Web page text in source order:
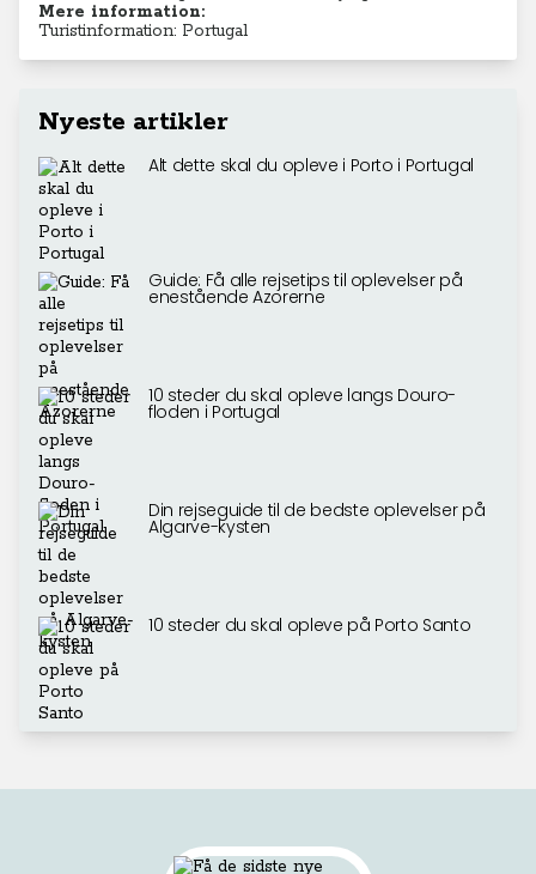
Mere information:
Turistinformation: Portugal
Nyeste artikler
Alt dette skal du opleve i Porto i Portugal
Guide: Få alle rejsetips til oplevelser på
enestående Azorerne
10 steder du skal opleve langs Douro-
floden i Portugal
Din rejseguide til de bedste oplevelser på
Algarve-kysten
10 steder du skal opleve på Porto Santo